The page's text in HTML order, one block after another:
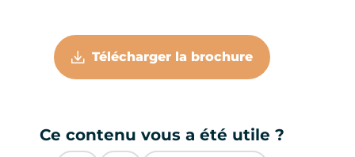
Télécharger la brochure
Ce contenu vous a été utile ?